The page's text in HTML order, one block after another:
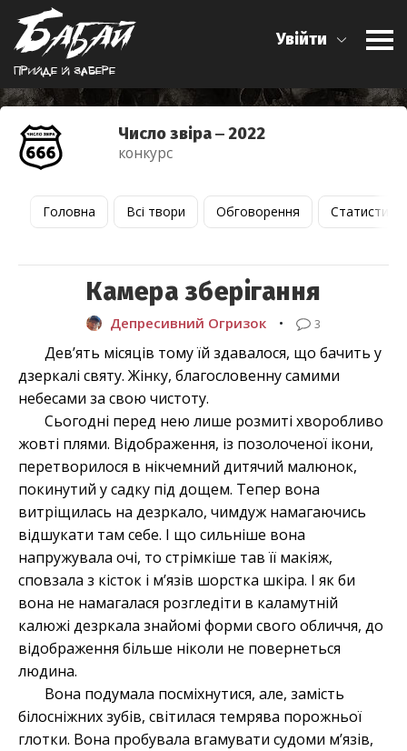
Прийде й забере
Увійти
Число звіра ‒ 2022
конкурс
Головна Всі твори Обговорення Статистика
Камера зберігання
Депресивний Огризок • 3
Дев’ять місяців тому їй здавалося, що бачить у
дзеркалі святу. Жінку, благословенну самими
небесами за свою чистоту.
Сьогодні перед нею лише розмиті хворобливо
жовті плями. Відображення, із позолоченої ікони,
перетворилося в нікчемний дитячий малюнок,
покинутий у садку під дощем. Тепер вона
витріщилась на дезркало, чимдуж намагаючись
відшукати там себе. І що сильніше вона
напружувала очі, то стрімкіше тав її макіяж,
сповзала з кісток і м’язів шорстка шкіра. І як би
вона не намагалася розгледіти в каламутній
калюжі дезркала знайомі форми свого обличчя, до
відображення більше ніколи не повернеться
людина.
Вона подумала посміхнутися, але, замість
білосніжних зубів, світилася темрява порожньої
глотки. Вона пробувала вгамувати судоми м’язів,